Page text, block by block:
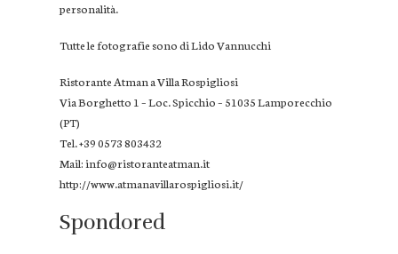
personalità.
Tutte le fotografie sono di Lido Vannucchi
Ristorante Atman a Villa Rospigliosi
Via Borghetto 1 – Loc. Spicchio – 51035 Lamporecchio
(PT)
Tel. +39 0573 803432
Mail:info@ristoranteatman.it
http://www.atmanavillarospigliosi.it/
Spondored